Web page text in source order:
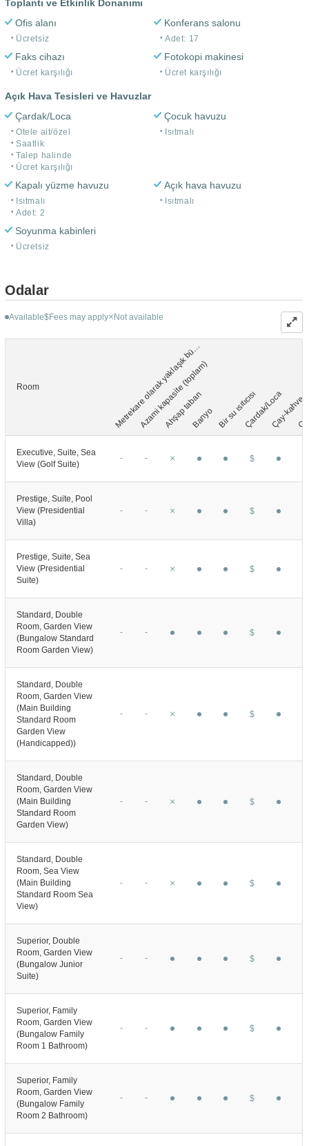
Toplantı ve Etkinlik Donanımı
Ofis alanı
Ücretsiz
Konferans salonu
Adet: 17
Faks cihazı
Ücret karşılığı
Fotokopi makinesi
Ücret karşılığı
Açık Hava Tesisleri ve Havuzlar
Çardak/Loca
Otele ait/özel
Saatlik
Talep halinde
Ücret karşılığı
Çocuk havuzu
Isıtmalı
Kapalı yüzme havuzu
Isıtmalı
Adet: 2
Açık hava havuzu
Isıtmalı
Soyunma kabinleri
Ücretsiz
Odalar
Available$Fees may apply Not available
Room
M
e
t
r
e
k
a
r
e
o
l
a
r
a
k
y
a
k
l
a
ş
ı
k
b
ü
y
ü
k
l
ü
k
Azami kapasite (toplam)
Ahşap tabanBanyo Bir su ısıtıcısıÇardak/Loca
Çay-
Executive, Suite, Sea
View (Golf Suite)
- - $
Prestige, Suite, Pool
View (Presidential
Villa)
- - $
Prestige, Suite, Sea
View (Presidential
Suite)
- - $
Standard, Double
Room, Garden View
(Bungalow Standard
Room Garden View)
- - $
Standard, Double
Room, Garden View
(Main Building
Standard Room
Garden View
(Handicapped))
- - $
Standard, Double
Room, Garden View
(Main Building
Standard Room
Garden View)
- - $
Standard, Double
Room, Sea View
(Main Building
Standard Room Sea
View)
- - $
Superior, Double
Room, Garden View
(Bungalow Junior
Suite)
- - $
Superior, Family
Room, Garden View
(Bungalow Family
Room 1 Bathroom)
- - $
Superior, Family
Room, Garden View
(Bungalow Family
Room 2 Bathroom)
- - $